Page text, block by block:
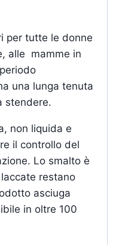
per tutte le donne
alle mamme in
una lunga tenuta
stendere.
non liquida e
il controllo del
Lo smalto è
restano
asciuga
in oltre 100